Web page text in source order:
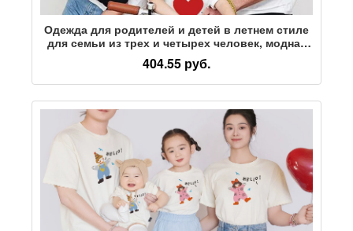
Одежда для родителей и детей в летнем стиле
для семьи из трех и четырех человек, модная
семейная одежда для отдыха на море, детская
футболка большого размера с короткими
рукавами
404.55 руб.